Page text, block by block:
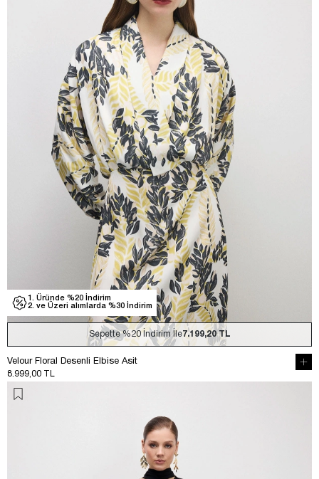
1. Üründe %20 İndirim
2. ve Üzeri alımlarda %30 İndirim
Sepette%20İndirim İle7.199,20 TL
Velour Floral Desenli Elbise Asit
8.999,00 TL